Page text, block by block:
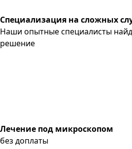
Специализация на сложных
Наши опытные специалисты
решение
Лечение под микроскопом
без доплаты